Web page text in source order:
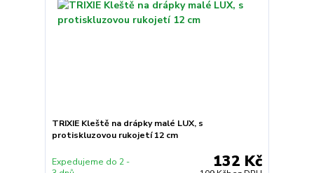
TRIXIE Kleště na drápky malé LUX, s
protiskluzovou rukojetí 12 cm
132 Kč
Expedujeme do 2 -